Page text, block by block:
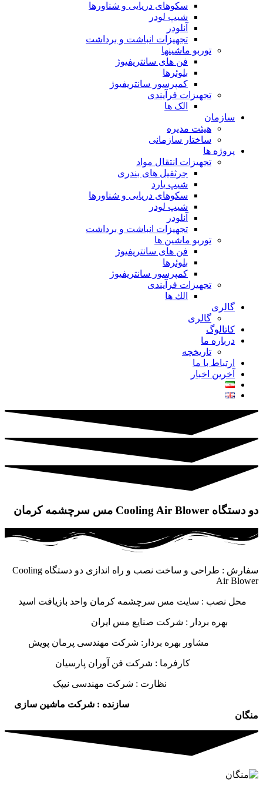
سکوهای دریایی و شناورها
شیپ لودر
آنلودر
تجهیزات انباشت و برداشت
توربو ماشینها
فن های سانتریفیوژ
بلوئرها
کمپرسور سانتریفیوژ
تجهیزات فرآیندی
الک ها
سازمان
هيئت مديره
ساختار سازمانی
پروژه ها
تجهيزات انتقال مواد
جرثقيل های بندری
شيپ يارد
سكوهای دريايی و شناورها
شيپ لودر
آنلودر
تجهيزات انباشت و برداشت
توربو ماشين ها
فن های سانتريفيوژ
بلوئرها
کمپرسور سانتریفیوژ
تجهیزات فرآیندی
الك ها
گالری
گالری
کاتالوگ
درباره ما
تاريخچه
ارتباط با ما
آخرین اخبار
دو دستگاه Cooling Air Blower مس سرچشمه کرمان
سفارش : طراحی و ساخت نصب و راه اندازی دو دستگاه Cooling
Air Blower
محل نصب : سایت مس سرچشمه کرمان واحد بازیافت اسید
بهره بردار : شرکت صنایع مس ایران
مشاور بهره بردار: شرکت مهندسی پرمان پویش
کارفرما : شرکت فن آوران پارسیان
نظارت : شرکت مهندسی نیپک
سازنده : شرکت ماشین سازی
منگان